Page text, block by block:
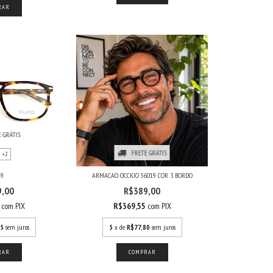
GRÁTIS
+2
com PIX
sem juros
FRETE GRÁTIS
ARMACAO OCCKIO 56019 COR 3 BORDO
R$389,00
R$369,55 com PIX
5 x de R$77,80 sem juros